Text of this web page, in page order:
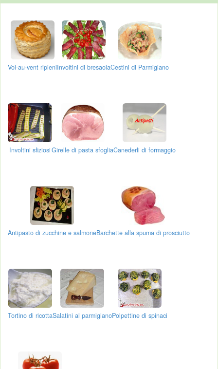
Vol-au-vent ripieniInvoltini di bresaolaCestini di Parmigiano
Involtini sfiziosiGirelle di pasta sfogliaCanederli di formaggio
Antipasto di zucchine e salmoneBarchette alla spuma di prosciutto
Tortino di ricottaSalatini al parmigianoPolpettine di spinaci